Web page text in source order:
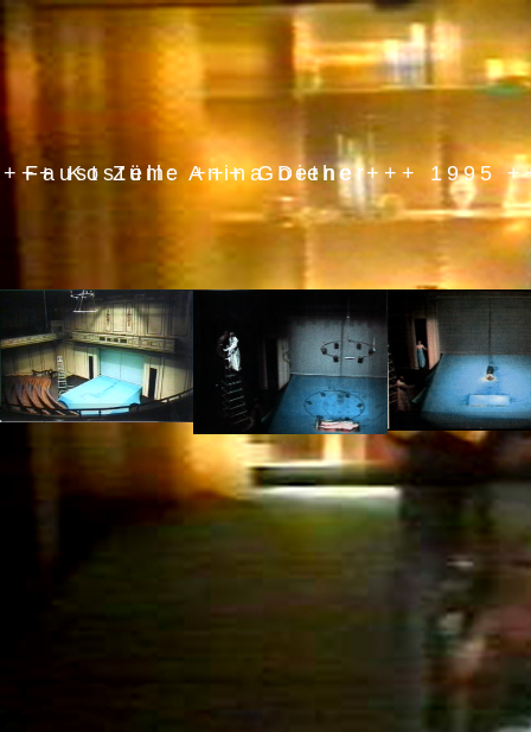
Faust Zelle +++ Goethe +++ 1995 +++ Christian Suhr/Bernd Freytag +++ Bühne +++ Kostüm: Anina Diener